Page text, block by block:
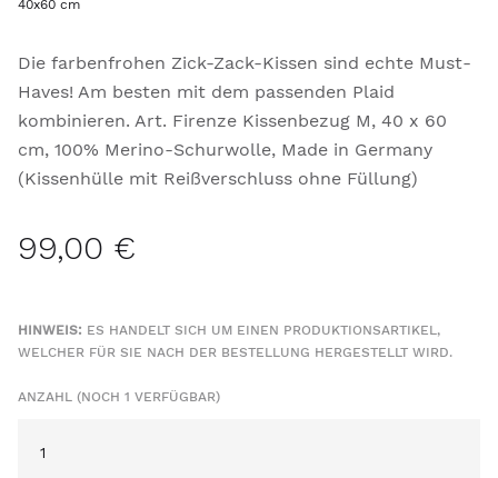
40x60 cm
Die farbenfrohen Zick-Zack-Kissen sind echte Must-
Haves! Am besten mit dem passenden Plaid
kombinieren. Art. Firenze Kissenbezug M, 40 x 60
cm, 100% Merino-Schurwolle, Made in Germany
(Kissenhülle mit Reißverschluss ohne Füllung)
99,00 €
HINWEIS: ES HANDELT SICH UM EINEN PRODUKTIONSARTIKEL,
WELCHER FÜR SIE NACH DER BESTELLUNG HERGESTELLT WIRD.
ANZAHL (NOCH 1 VERFÜGBAR)